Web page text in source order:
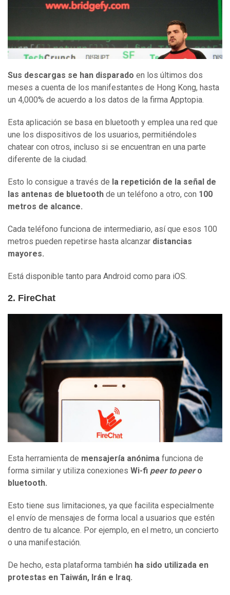
Sus descargas se han disparado en los últimos dos
meses a cuenta de los manifestantes de Hong Kong, hasta
un 4,000% de acuerdo a los datos de la firma Apptopia.
Esta aplicación se basa en bluetooth y emplea una red que
une los dispositivos de los usuarios, permitiéndoles
chatear con otros, incluso si se encuentran en una parte
diferente de la ciudad.
Esto lo consigue a través de la repetición de la señal de
las antenas de b luetooth de un teléfono a otro, con 100
metros de alcance.
Cada teléfono funciona de intermediario, así que esos 100
metros pueden repetirse hasta alcanzar distancias
mayores.
Está disponible tanto para Android como para iOS.
2. FireChat
Esta herramienta de mensajería anónima funciona de
forma similar y utiliza conexiones Wi-fi peer to peero
bluetooth.
Esto tiene sus limitaciones, ya que facilita especialmente
el envío de mensajes de forma local a usuarios que estén
dentro de tu alcance. Por ejemplo, en el metro, un concierto
o una manifestación.
De hecho, esta plataforma también ha sido utilizada en
protestas en Taiwán, Irán e Iraq.